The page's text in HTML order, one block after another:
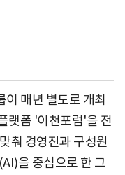
이 매년 별도로 개최
랫폼 '이천포럼'을 전
춰 경영진과 구성원
을 중심으로 한 그